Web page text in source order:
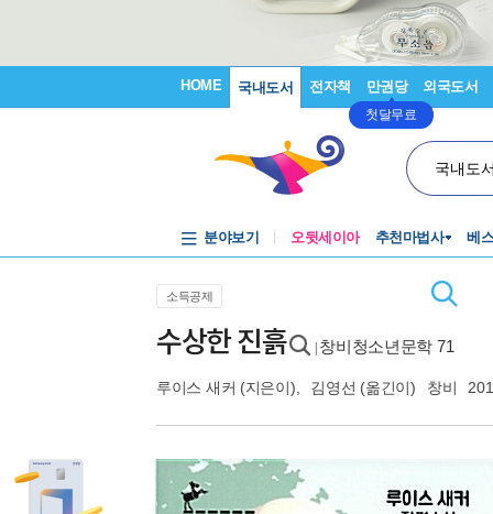
HOME 국내도서 전자책 만권당
첫달무료
외국도서
국내도
분야보기 오뒷세이아 추천마법사 베
소득공제
수상한 진흙 창비청소년문학 71
루이스 새커 (지은이), 김영선 (옮긴이) 창비